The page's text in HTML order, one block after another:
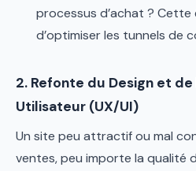
processus d’achat ?
d’optimiser les tunnels de
2. Refonte du Design et de
Utilisateur (UX/UI)
Un site peu attractif ou mal
ventes, peu importe la qualité